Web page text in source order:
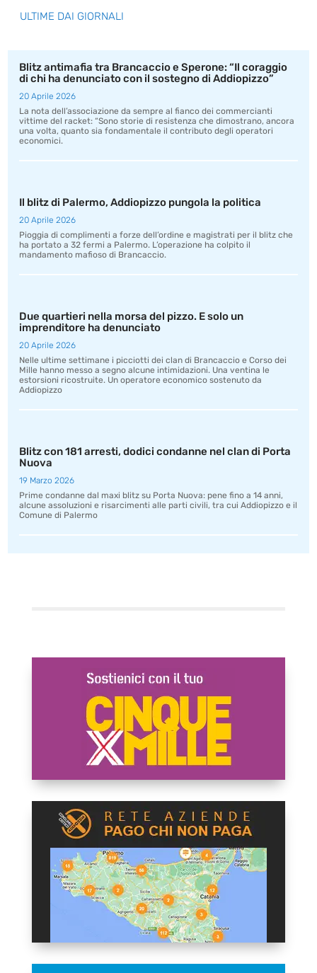
ULTIME DAI GIORNALI
Blitz antimafia tra Brancaccio e Sperone: “Il coraggio
di chi ha denunciato con il sostegno di Addiopizzo”
20 Aprile 2026
La nota dell’associazione da sempre al fianco dei commercianti
vittime del racket: “Sono storie di resistenza che dimostrano, ancora
una volta, quanto sia fondamentale il contributo degli operatori
economici.
Il blitz di Palermo, Addiopizzo pungola la politica
20 Aprile 2026
Pioggia di complimenti a forze dell’ordine e magistrati per il blitz che
ha portato a 32 fermi a Palermo. L’operazione ha colpito il
mandamento mafioso di Brancaccio.
Due quartieri nella morsa del pizzo. E solo un
imprenditore ha denunciato
20 Aprile 2026
Nelle ultime settimane i picciotti dei clan di Brancaccio e Corso dei
Mille hanno messo a segno alcune intimidazioni. Una ventina le
estorsioni ricostruite. Un operatore economico sostenuto da
Addiopizzo
Blitz con 181 arresti, dodici condanne nel clan di Porta
Nuova
19 Marzo 2026
Prime condanne dal maxi blitz su Porta Nuova: pene fino a 14 anni,
alcune assoluzioni e risarcimenti alle parti civili, tra cui Addiopizzo e il
Comune di Palermo